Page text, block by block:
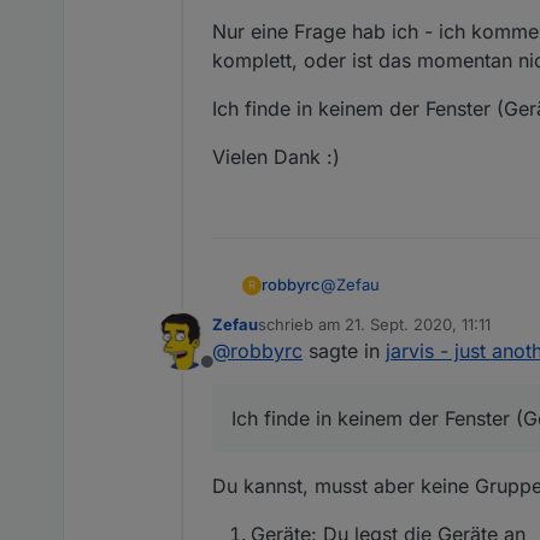
fullscreen
sein oder
Jedes Modul hat spezielle
jarvis ist weitaus weniger
zusammenzustellen. Wer
Mehr Informationen
Bitte stimmt für eure
Nur eine Frage hab ich - ich
komplett, oder ist das momentan
Ich finde in keinem der Fenster
Vielen Dank :)
R robbyrc@Zefau
Erstmal wollte ich mir für
mich auch den Adapter zu
Ich finde in keinem der
Offline
Zefauschrieb am 21. Sept. 2020, 11:11
zuletzt editiert von
@robbyrc sagte in jarvis - just
Ich finde in keinem der Fenster
Du kannst, musst aber keine
Geräte: Du legst die Geräte an